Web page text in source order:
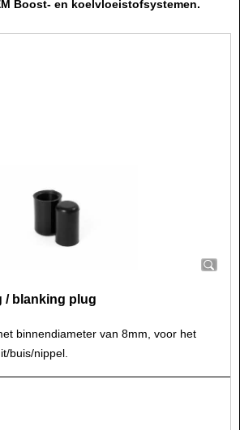
Boost- en koelvloeistofsystemen.
/ blanking plug
binnendiameter van 8mm, voor het
buis/nippel.